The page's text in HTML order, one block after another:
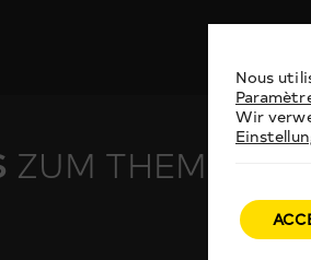
ZUM THEMA
Nous
Wir